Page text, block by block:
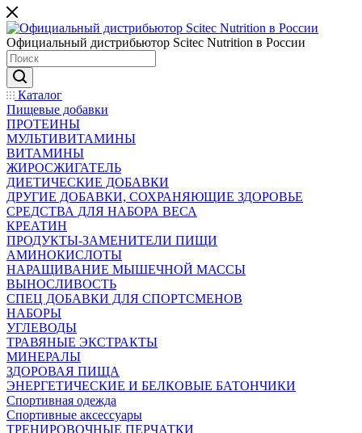
Официальный дистрибьютор Scitec Nutrition в России
Каталог
Пищевые добавки
ПРОТЕИНЫ
МУЛЬТИВИТАМИНЫ
ВИТАМИНЫ
ЖИРОСЖИГАТЕЛЬ
ДИЕТИЧЕСКИЕ ДОБАВКИ
ДРУГИЕ ДОБАВКИ, СОХРАНЯЮЩИЕ ЗДОРОВЬЕ
СРЕДСТВА ДЛЯ НАБОРА ВЕСА
КРЕАТИН
ПРОДУКТЫ-ЗАМЕНИТЕЛИ ПИЩИ
АМИНОКИСЛОТЫ
НАРАЩИВАНИЕ МЫШЕЧНОЙ МАССЫ
ВЫНОСЛИВОСТЬ
СПЕЦ ДОБАВКИ ДЛЯ СПОРТСМЕНОВ
НАБОРЫ
УГЛЕВОДЫ
ТРАВЯНЫЕ ЭКСТРАКТЫ
МИНЕРАЛЫ
ЗДОРОВАЯ ПИЩА
ЭНЕРГЕТИЧЕСКИЕ И БЕЛКОВЫЕ БАТОНЧИКИ
Спортивная одежда
Спортивные аксессуары
ТРЕНИРОВОЧНЫЕ ПЕРЧАТКИ